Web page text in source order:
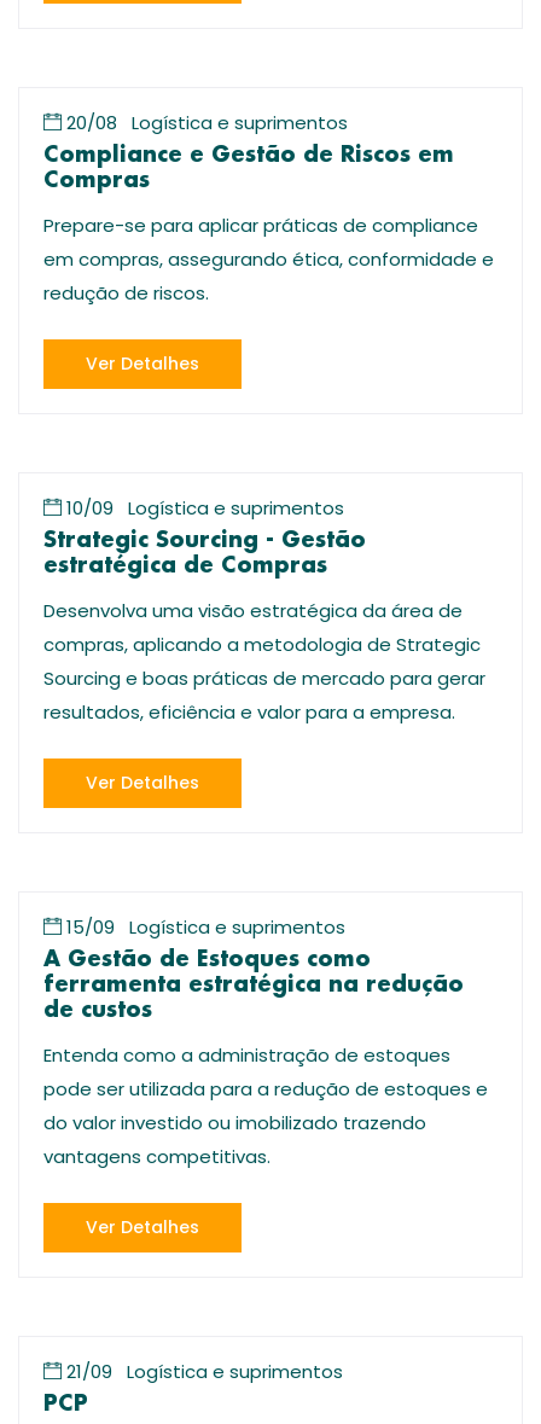
20/08 Logística e suprimentos
Compliance e Gestão de Riscos em
Compras
Prepare-se para aplicar práticas de compliance
em compras, assegurando ética, conformidade e
redução de riscos.
Ver Detalhes
10/09 Logística e suprimentos
Strategic Sourcing - Gestão
estratégica de Compras
Desenvolva uma visão estratégica da área de
compras, aplicando a metodologia de Strategic
Sourcing e boas práticas de mercado para gerar
resultados, eficiência e valor para a empresa.
Ver Detalhes
15/09 Logística e suprimentos
A Gestão de Estoques como
ferramenta estratégica na redução
de custos
Entenda como a administração de estoques
pode ser utilizada para a redução de estoques e
do valor investido ou imobilizado trazendo
vantagens competitivas.
Ver Detalhes
21/09 Logística e suprimentos
PCP